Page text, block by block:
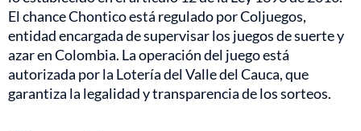
El chance Chontico está regulado por Coljuegos,
entidad encargada de supervisar los juegos de suerte y
azar en Colombia. La operación del juego está
autorizada por la Lotería del Valle del Cauca, que
garantiza la legalidad y transparencia de los sorteos.